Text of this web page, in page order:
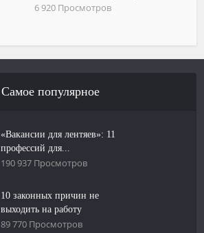
6 920 Просмотров
Самое популярное
«Вакансии для лентяев»: 11
профессий для...
190 937 Просмотров
10 законных причин не
выходить на работу
89 770 Просмотров